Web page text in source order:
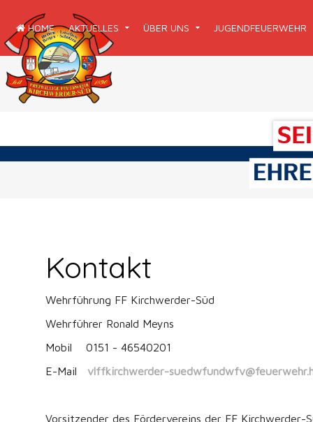
HOME AKTUELLES ÜBER UNS JUGENDFEUERWEHR
Kontakt
Wehrführung FF Kirchwerder-Süd
Wehrführer Ronald Meyns
Mobil 0151 - 46540201
E-Mail vlffkirchwerder-
Vorsitzender des Fördervereins der FF